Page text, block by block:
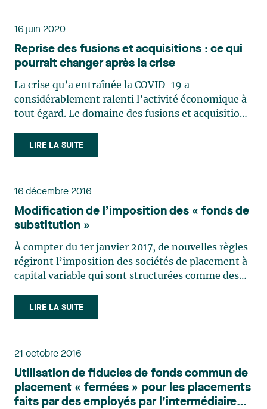
16 juin 2020
Reprise des fusions et acquisitions : ce qui
pourrait changer après la crise
La crise qu’a entraînée la COVID-19 a
considérablement ralenti l’activité économique à
tout égard. Le domaine des fusions et acquisitions
d’activité qui était élevé avant la crise a chuté de
façon importante à cause de celle-ci. Il est difficile
LIRE LA SUITE
16 décembre 2016
Modification de l’imposition des « fonds de
substitution »
À compter du 1er janvier 2017, de nouvelles règles
régiront l’imposition des sociétés de placement à
capital variable qui sont structurées comme des
échangent des actions entre fonds ne pourront
plus le faire sans engager de gains en capital (…)
LIRE LA SUITE
21 octobre 2016
Utilisation de fiducies de fonds commun de
placement « fermées » pour les placements
faits par des employés par l’intermédiaire